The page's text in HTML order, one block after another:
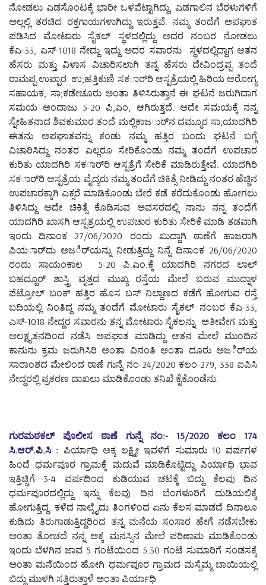
ನೋಡಲು ಎಡಸೊಂಟಕ್ಕೆ ಭಾರೀ ಒಳಪೆಟ್ಟಾಗಿದ್ದು, ಎಡಗಾಲಿನ ಬೆರಳುಗಳಿಗೆ
ಅಲ್ಲಲ್ಲಿ ತರಚಿದ ರಕ್ತಗಾಯಗಳಾಗಿದ್ದು ಇರುತ್ತವೆ. ನಮ್ಮ ತಂದೆಗೆ ಅಪಘಾತ
ಪಡಿಸಿದ ಮೋಟಾರು ಸೈಕಲ್ ಸ್ಥಳದಲ್ಲಿದ್ದು ಅದರ ನಂಬರ ನೋಡಲು
ಕೆಎ-33, ಎಸ್-1018 ನೇದ್ದು ಇದ್ದು ಅದರ ಸವಾರನು ಸ್ಥಳದಲ್ಲಿದ್ದಾಗ ಆತನ
ಹೆಸರು ಮತ್ತು ವಿಳಾಸ ವಿಚಾರಿಸಲಾಗಿ ತನ್ನ ಹೆಸರು ದೇವಿಂದ್ರಪ್ಪ ತಂದೆ
ರಾಮಪ್ಪ ಉಪ್ಪಾರ ಉ;ಹತ್ತಿಕುಣಿ ಸಕರ್ಾರಿ ಆಸ್ಪತ್ರೆಯಲ್ಲಿ ಹಿರಿಯ ಆರೋಗ್ಯ
ಸಹಾಯಕ, ಸಾ;ಕಡೇಚೂರು ಅಂತಾ ತಿಳಿಸಿರುತ್ತಾನೆ ಈ ಘಟನೆ ಜರುಗಿದಾಗ
ಸಮಯ ಅಂದಾಜು 5-20 ಪಿ,ಎಂ, ಆಗಿರುತ್ತದೆ. ಅದೇ ಸಮಯಕ್ಕೆ ನನ್ನ
ಸ್ನೇಹಿತನಾದ ಶಿವಕುಮಾರ ತಂದೆ ಮಲ್ಲಿಕಾಜರ್ುನ ದಮ್ಮೂರ ಸಾ;ಯಾದಗಿರಿ
ಈತನು ಅಪಘಾತವನ್ನು ಕಂಡು ನಮ್ಮ ಹತ್ತಿರ ಬಂದು ಘಟನೆ ಬಗ್ಗೆ
ವಿಚಾರಿಸಿದ್ದು ನಂತರ ಎಲ್ಲರೂ ಸೇರಿಕೊಂಡು ನಮ್ಮ ತಂದೆಗೆ ಉಪಚಾರ
ಕುರಿತು ಯಾದಗಿರಿ ಸಕರ್ಾರಿ ಆಸ್ಪತ್ರೆಗೆ ಸೇರಿಕೆ ಮಾಡಿರುತ್ತೇವೆ. ಯಾದಗಿರಿ
ಸಕರ್ಾರಿ ಆಸ್ಪತ್ರೆಯ ವೈದ್ಯರು ನಮ್ಮ ತಂದೆಗೆ ಚಿಕಿತ್ಸೆ ನೀಡಿದ್ದು ನಂತರ ಹೆಚ್ಚಿನ
ಉಪಚಾರಕ್ಕಾಗಿ ಎಕ್ಸರೆ ಮಾಡಿಕೊಂಡು ಬೇರೆ ಕಡೆ ಕರೆದುಕೊಂಡು ಹೋಗಲು
ತಿಳಿಸಿದ್ದು ಅದೇ ಚಿಕಿತ್ಸೆ ಕೊಡಿಸುವ ಅವಸರದಲ್ಲಿ ನಾನು ನನ್ನ ತಂದೆಗೆ
ಯಾದಗಿರಿ ಖಾಸಗಿ ಆಸ್ಪತ್ರಯಲ್ಲಿ ಉಪಚಾರ ಕುರಿತು ಸೇರಿಕೆ ಮಾಡಿ ತಡವಾಗಿ
ಇಂದು ದಿನಾಂಕ 27/06/2020 ರಂದು ಖುದ್ದಾಗಿ ಠಾಣೆಗೆ ಹಾಜರಾಗಿ
ಪಿಯರ್ಾದು ಅಜರ್ಿಯನ್ನು ನೀಡುತ್ತಿದ್ದು ನಿನ್ನೆ ದಿನಾಂಕ 26/06/2020
ರಂದು ಸಾಯಂಕಾಲ 5-20 ಪಿ.ಎಂ.ಕ್ಕೆ ಯಾದಗಿರಿ ನಗರದ ಲಾಲ್
ಬಹದ್ದೂರ್ ಶಾಸ್ತ್ರಿ ವೃತ್ತದ ಮುಖ್ಯ ರಸ್ತೆಯ ಮೇಲೆ ಬರುವ ಮುದ್ನಾಳ
ಪೆಟ್ರೋಲ್ ಬಂಕ್ ಹತ್ತಿರ ಹೊಸ ಬಸ್ ನಿಲ್ದಾಣದ ಕಡೆಗೆ ಹೋಗುವ ರಸ್ತೆ
ಬದಿಯಲ್ಲಿ ನಿಂತಿದ್ದ ನಮ್ಮ ತಂದೆಗೆ ಮೋಟಾರು ಸೈಕಲ್ ನಂಬರ ಕೆಎ-33,
ಎಸ್-1018 ನೇದ್ದರ ಸವಾರನು ತನ್ನ ಮೋಟಾರು ಸೈಕಲನ್ನು ಅತೀವೇಗ ಮತ್ತು
ಅಲಕ್ಷ್ಯತನದಿಂದ ನಡೆಸಿ ಅಪಘಾತ ಮಾಡಿದ್ದು ಆತನ ಮೇಲೆ ಮುಂದಿನ
ಕಾನುನು ಕ್ರಮ ಜರುಗಿಸಿರಿ ಅಂತಾ ವಿನಂತಿ ಅಂತಾ ದೂರು ಅಜರ್ಿಯ
ಸಾರಾಂಶದ ಮೇಲಿಂದ ಠಾಣೆ ಗುನ್ನೆ ನಂ-24/2020 ಕಲಂ-279, 338 ಐಪಿಸಿ
ನೇದ್ದರಲ್ಲಿ ಪ್ರಕರಣ ದಾಖಲು ಮಾಡಿಕೊಂಡು ತನಿಖೆ ಕೈಕೊಂಡೆನು.
ಗುರಮಠಕಲ್ ಪೊಲೀಸ ಠಾಣೆ ಗುನ್ನೆ ನಂ:- 15/2020 ಕಲಂ 174
ಸಿ.ಆರ್.ಪಿ.ಸಿ : ಪಿರ್ಯಾಧಿ ಅಕ್ಕ ಲಕ್ಷ್ಮೀ ಇವಳಿಗೆ ಸುಮಾರು 10 ವರ್ಷಗಳ
ಹಿಂದೆ ಧರ್ಮಪೂರ ಗ್ರಾಮಕ್ಕೆ ಮದುವೆ ಮಾಡಿಕೊಟ್ಟಿದ್ದು ಪಿರ್ಯಾಧಿ ಭಾವ
ಇತ್ತಿಚ್ಚಿಗೆ 3-4 ವರ್ಷದಿಂದ ಕುಡಿಯುವ ಚಟಕ್ಕೆ ಬಿದ್ದು ಕೆಲವು ದಿನ
ಧರ್ಮಪೂರದಲ್ಲಿದ್ದು ಇನ್ನು ಕೆಲವು ದಿನ ಬೆಂಗಳೂರಿಗೆ ದುಡಿಯಲಿಕ್ಕೆ
ಹೋಗುತ್ತಿದ್ದ. ಕಳೆದ ನಾಲ್ಕೈದು ತಿಂಗಳಿಂದ ಏನು ಕೆಲಸ ಮಾಡದೆ ದಿನಾಲೂ
ಕುಡಿದು ತಿರುಗಾಡುತ್ತಿದ್ದರಿಂದ ತನ್ನ ಮನೆಯ ಸಂಸಾರ ಹೇಗೆ ನಡೆಸಬೇಕು
ಅಂತಾ ತೋಚದೆ ನನ್ನ ಅಕ್ಕ ಮನಸ್ಸಿನ ಮೇಲೆ ಪರಿಣಾಮ ಮಾಡಿಕೊಂಡು
ಇಂದು ಬೆಳಗಿನ ಜಾವ 5 ಗಂಟೆಯಿಂದ 5.30 ಗಂಟೆ ಸುಮಾರಿಗೆ ಸಂಡಸಕ್ಕೆ
ಅಂತಾ ಮನೆಯಿಂದ ಹೋಗಿ ಧರ್ಮಪೂರ ಗ್ರಾಮದ ಮಸ್ಸೆಮ್ಮ ಬಾಯಿಯಲ್ಲಿ
ಬಿದ್ದು ಮುಳಗಿ ಸತ್ತಿರುತ್ತಾಳೆ ಅಂತಾ ಪಿರ್ಯಾಧಿ